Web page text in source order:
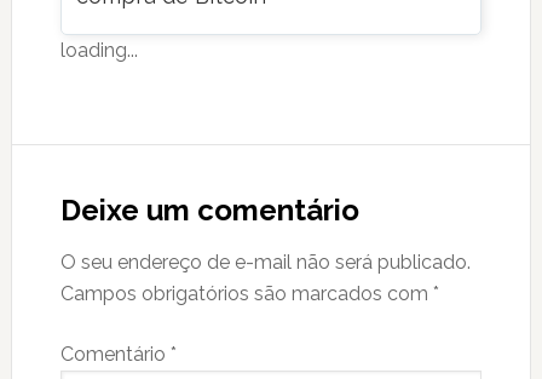
loading...
Interactions
Deixe um comentário
O seu endereço de e-mail não será publicado.
Campos obrigatórios são marcados com *
Comentário *